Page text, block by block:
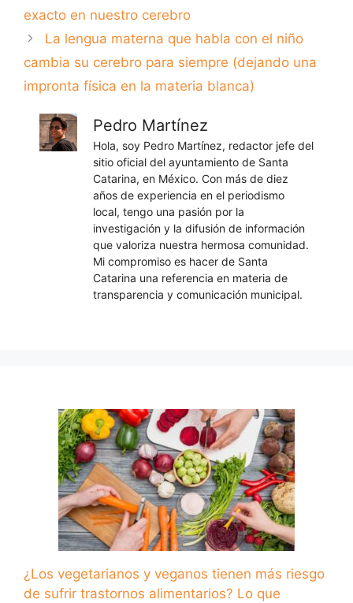
exacto en nuestro cerebro
La lengua materna que habla con el niño
cambia su cerebro para siempre (dejando una
impronta física en la materia blanca)
Pedro Martínez
Hola, soy Pedro Martínez, redactor jefe del
sitio oficial del ayuntamiento de Santa
Catarina, en México. Con más de diez
años de experiencia en el periodismo
local, tengo una pasión por la
investigación y la difusión de información
que valoriza nuestra hermosa comunidad.
Mi compromiso es hacer de Santa
Catarina una referencia en materia de
transparencia y comunicación municipal.
¿Los vegetarianos y veganos tienen más riesgo
de sufrir trastornos alimentarios? Lo que